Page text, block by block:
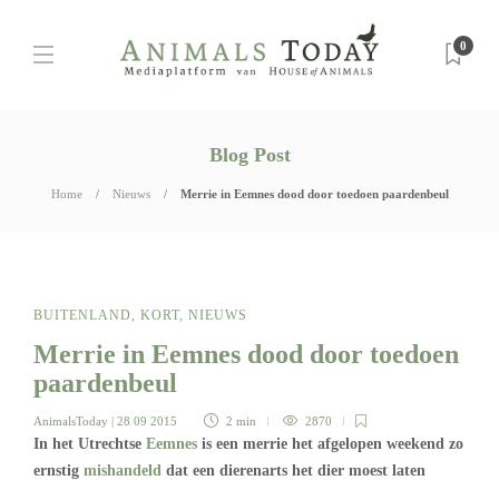
0
Blog Post
Home Nieuws Merrie in Eemnes dood door toedoen paardenbeul
BUITENLAND, KORT, NIEUWS
Merrie in Eemnes dood door toedoen
paardenbeul
AnimalsToday | 28 09 2015 2 min 2870
In het Utrechtse Eemnes is een merrie het afgelopen weekend zo
ernstig mishandeld dat een dierenarts het dier moest laten